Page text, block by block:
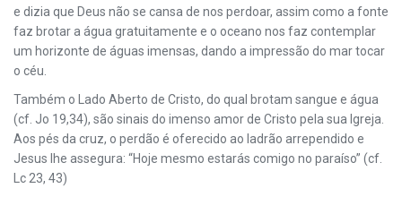
e dizia que Deus não se cansa de nos perdoar, assim como a fonte
faz brotar a água gratuitamente e o oceano nos faz contemplar
um horizonte de águas imensas, dando a impressão do mar tocar
o céu.
Também o Lado Aberto de Cristo, do qual brotam sangue e água
(cf. Jo 19,34), são sinais do imenso amor de Cristo pela sua Igreja.
Aos pés da cruz, o perdão é oferecido ao ladrão arrependido e
Jesus lhe assegura: “Hoje mesmo estarás comigo no paraíso” (cf.
Lc 23, 43)